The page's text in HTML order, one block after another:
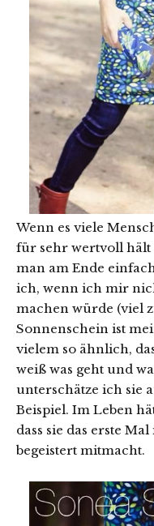
Wenn es viele
für sehr wertvoll hält
man am Ende
ich, wenn ich mir
machen würde (viel
Sonnenschein ist
vielem so ähnlich,
weiß was geht und
unterschätze ich sie
Beispiel. Im Leben
dass sie das erste
begeistert mitmacht.